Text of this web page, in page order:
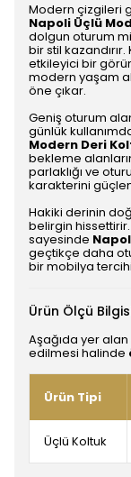
Modern çizgileri
Napoli Üçlü
dolgun oturum
bir stil
etkileyici bir
modern yaşam
öne çıkar.
Geniş oturum
günlük
Modern Deri
bekleme
parlaklığı ve
karakterini
Hakiki derinin
belirgin
sayesinde
geçtikçe daha
bir mobilya
Ürün Ölçü
Aşağıda yer
edilmesi halinde
Ürün Tipi
Üçlü Koltuk